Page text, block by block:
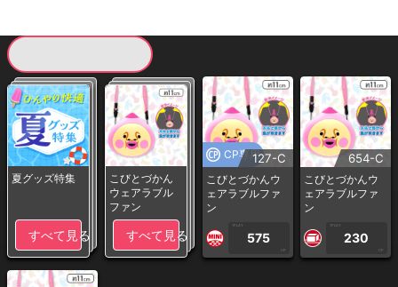
夏グッズ特集
すべて見る
こびとづかん
ウェアラブル
ファン
すべて見る
CP専用127-C
こびとづかんウ
ェアラブルファ
ン
1PLAY
575
CP
654-C
こびとづかんウ
ェアラブルファ
ン
1PLAY
230
CP